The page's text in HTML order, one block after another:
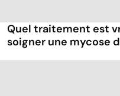
Quel traitement est
soigner une mycose